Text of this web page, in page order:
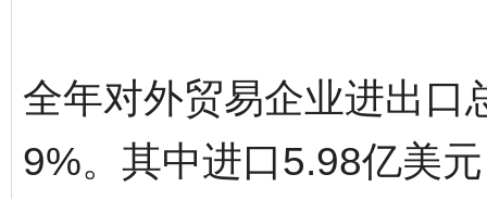
全年对外贸易企业进出口
9%。其中进口5.98亿美